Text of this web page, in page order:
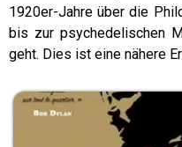
1920er-Jahre über die
bis zur psychedelischen
geht. Dies ist eine nähere